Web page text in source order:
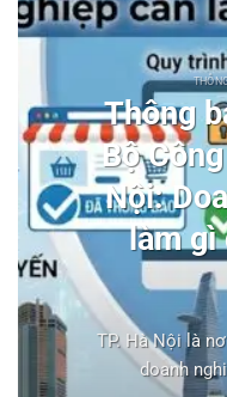
Thông
Bộ
Nội:
làm gì
TP. Hà Nội là
doanh